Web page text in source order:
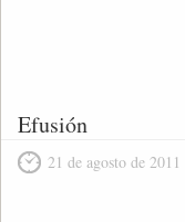
Efusión
21 de agosto de 2011